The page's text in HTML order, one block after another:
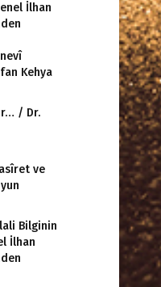
İlhan
Kehya
/ Dr.
ve
Bilginin
İlhan